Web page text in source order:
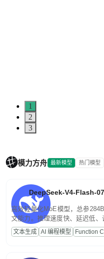
1
2
3
模力方舟 最新模型 热门模型
DeepSeek-V4-Flash-
高效轻量化MoE模型，总参
文能力。推理速度快、延迟低
高并发、轻量化任务，适合日常
文案处理等普惠刚需场景。
文本生成 AI 编程模型 Function